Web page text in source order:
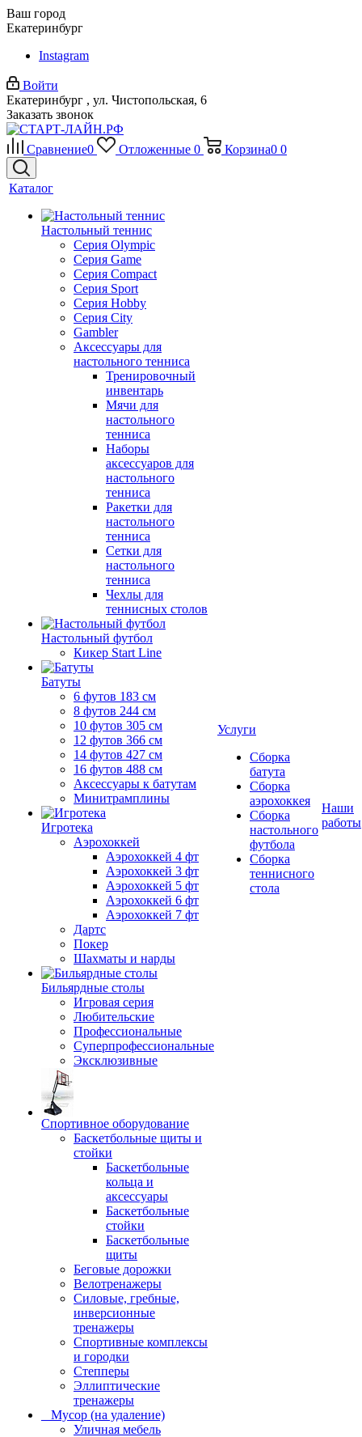
Ваш город
Екатеринбург
Instagram
Войти
Екатеринбург , ул. Чистопольская, 6
Заказать звонок
Сравнение0 Отложенные 0 Корзина0 0
Каталог
Настольный теннис
Серия Olympic
Серия Game
Серия Compact
Серия Sport
Серия Hobby
Серия City
Gambler
Аксессуары для
настольного тенниса
Тренировочный
инвентарь
Мячи для
настольного
тенниса
Наборы
аксессуаров для
настольного
тенниса
Ракетки для
настольного
тенниса
Сетки для
настольного
тенниса
Чехлы для
теннисных столов
Настольный футбол
Кикер Start Line
Батуты
6 футов 183 см
8 футов 244 см
10 футов 305 см
12 футов 366 см
14 футов 427 см
16 футов 488 см
Аксессуары к батутам
Минитрамплины
Игротека
Аэрохоккей
Аэрохоккей 4 фт
Аэрохоккей 3 фт
Аэрохоккей 5 фт
Аэрохоккей 6 фт
Аэрохоккей 7 фт
Дартс
Покер
Шахматы и нарды
Бильярдные столы
Игровая серия
Любительские
Профессиональные
Суперпрофессиональные
Эксклюзивные
Спортивное оборудование
Баскетбольные щиты и
стойки
Баскетбольные
кольца и
аксессуары
Баскетбольные
стойки
Баскетбольные
щиты
Беговые дорожки
Велотренажеры
Силовые, гребные,
инверсионные
тренажеры
Спортивные комплексы
и городки
Степперы
Эллиптические
тренажеры
_ Мусор (на удаление)
Уличная мебель
Услуги
Сборка
батута
Сборка
аэрохоккея
Сборка
настольного
футбола
Сборка
теннисного
стола
Наши
работы